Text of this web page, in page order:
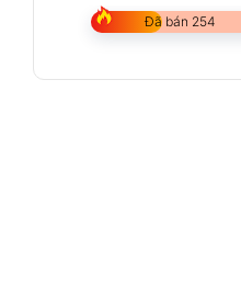
Đã bán 254